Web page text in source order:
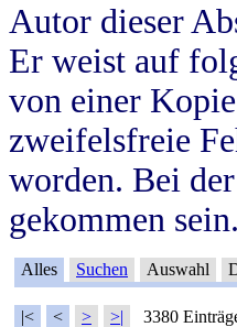
Autor dieser
Er weist auf
von einer
zweifelsfreie
worden. Bei
gekommen
Alles Suchen Auswahl
|< < > >| 3380